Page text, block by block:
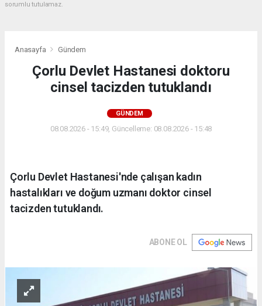
sorumlu tutulamaz.
Anasayfa Gündem
Çorlu Devlet Hastanesi doktoru
cinsel tacizden tutuklandı
GÜNDEM
08.08.2026 - 15:49, Güncelleme: 08.08.2026 - 15:48
Çorlu Devlet Hastanesi'nde çalışan kadın
hastalıkları ve doğum uzmanı doktor cinsel
tacizden tutuklandı.
ABONE OL